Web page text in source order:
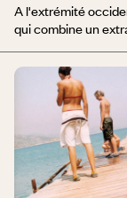
A l'extrémité
qui combine un
Méditerranée. Un séjour sur la côte égéenne de la Turquie vous
permettra dans la
antique d'Éphèse,
d'Izmir, la
limpides de la mer
discothèques huppées de
côte égéenne de
les papilles !